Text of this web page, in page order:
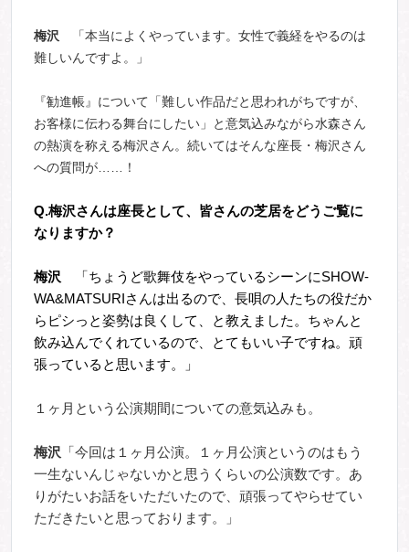
梅沢 「本当によくやっています。女性で義経をやるのは
難しいんですよ。」
『勧進帳』について「難しい作品だと思われがちですが、
お客様に伝わる舞台にしたい」と意気込みながら水森さん
の熱演を称える梅沢さん。続いてはそんな座長・梅沢さん
への質問が……！
Q.梅沢さんは座長として、皆さんの芝居をどうご覧に
なりますか？
梅沢 「ちょうど歌舞伎をやっているシーンにSHOW-
WA&MATSURIさんは出るので、長唄の人たちの役だか
らピシっと姿勢は良くして、と教えました。ちゃんと
飲み込んでくれているので、とてもいい子ですね。頑
張っていると思います。」
１ヶ月という公演期間についての意気込みも。
梅沢 「今回は１ヶ月公演。１ヶ月公演というのはもう
一生ないんじゃないかと思うくらいの公演数です。あ
りがたいお話をいただいたので、頑張ってやらせてい
ただきたいと思っております。」